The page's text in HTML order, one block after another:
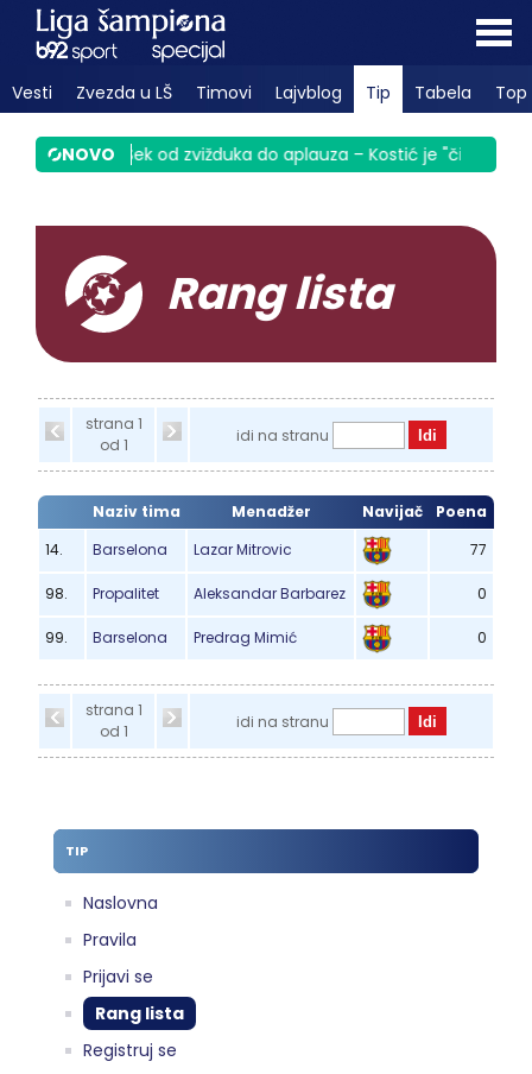
Vesti Zvezda u LŠ Timovi Lajvblog Tip Tabela Top
NOVO
Srbiju| Sek od zvižduka do aplauza – Kostić je "čigra"
Rang lista
strana 1
od 1
idi na stranu
Naziv tima Menadžer Navijač
Poena
14.
Barselona Lazar Mitrovic 77
98. Propalitet Aleksandar Barbarez 0
99. Barselona Predrag Mimić 0
strana 1
od 1
idi na stranu
TIP
Naslovna
Pravila
Prijavi se
Rang lista
Registruj se